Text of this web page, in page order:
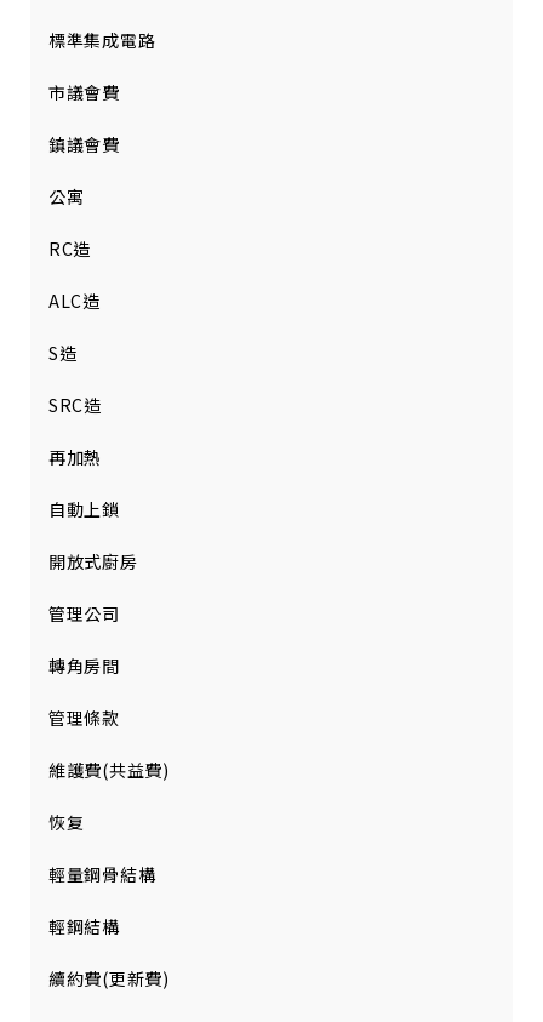
標準集成電路
市議會費
鎮議會費
公寓
RC造
ALC造
S造
SRC造
再加熱
自動上鎖
開放式廚房
管理公司
轉角房間
管理條款
維護費(共益費)
恢复
輕量鋼骨結構
輕鋼結構
續約費(更新費)